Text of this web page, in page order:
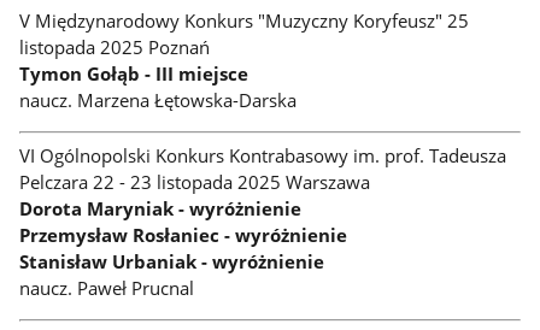
V Międzynarodowy Konkurs "Muzyczny Koryfeusz" 25
listopada 2025 Poznań
Tymon Gołąb - III miejsce
naucz. Marzena Łętowska-Darska
VI Ogólnopolski Konkurs Kontrabasowy im. prof. Tadeusza
Pelczara 22 - 23 listopada 2025 Warszawa
Dorota Maryniak - wyróżnienie
Przemysław Rosłaniec - wyróżnienie
Stanisław Urbaniak - wyróżnienie
naucz. Paweł Prucnal